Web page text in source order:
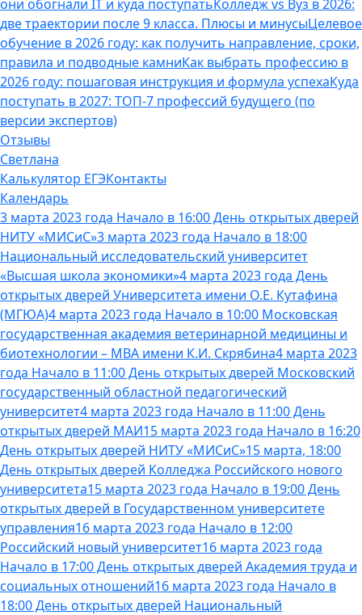
они обогнали IT и куда поступатьКолледж vs Вуз в 2026:
две траектории после 9 класса. Плюсы и минусыЦелевое
обучение в 2026 году: как получить направление, сроки,
правила и подводные камниКак выбрать профессию в
2026 году: пошаговая инструкция и формула успехаКуда
поступать в 2027: ТОП-7 профессий будущего (по
версии экспертов)
Отзывы
Светлана
Калькулятор ЕГЭКонтакты
Календарь
3 марта 2023 года Начало в 16:00 День открытых дверей
НИТУ «МИСиС»3 марта 2023 года Начало в 18:00
Национальный исследовательский университет
«Высшая школа экономики»4 марта 2023 года День
открытых дверей Университета имени О.Е. Кутафина
(МГЮА)4 марта 2023 года Начало в 10:00 Московская
государственная академия ветеринарной медицины и
биотехнологии – МВА имени К.И. Скрябина4 марта 2023
года Начало в 11:00 День открытых дверей Московский
государственный областной педагогический
университет4 марта 2023 года Начало в 11:00 День
открытых дверей МАИ15 марта 2023 года Начало в 16:20
День открытых дверей НИТУ «МИСиС»15 марта, 18:00
День открытых дверей Колледжа Российского нового
университета15 марта 2023 года Начало в 19:00 День
открытых дверей в Государственном университете
управления16 марта 2023 года Начало в 12:00
Российский новый университет16 марта 2023 года
Начало в 17:00 День открытых дверей Академия труда и
социальных отношений16 марта 2023 года Начало в
18:00 День открытых дверей Национальный